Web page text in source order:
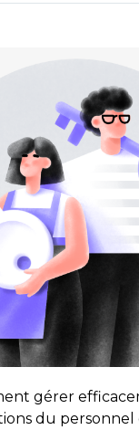
gérer
du personnel